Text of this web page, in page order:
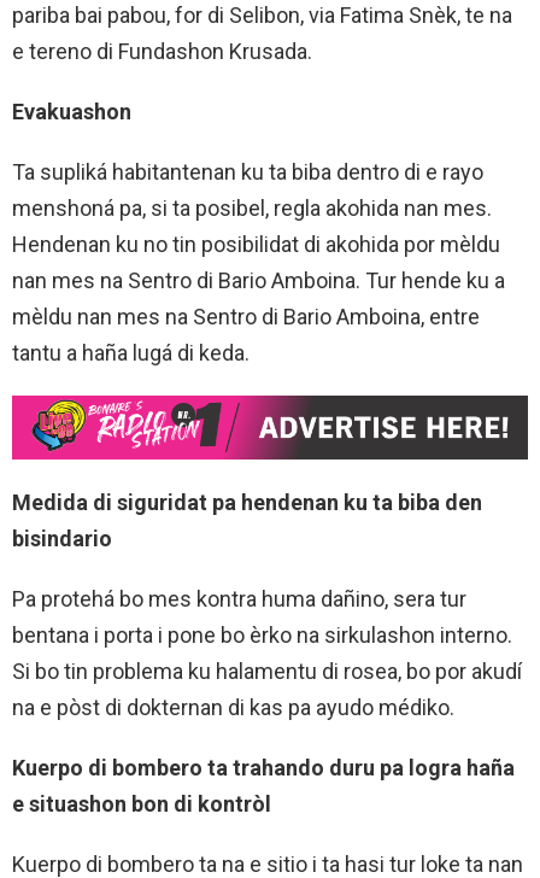
pariba bai pabou, for di Selibon, via Fatima Snèk, te na
e tereno di Fundashon Krusada.
Evakuashon
Ta supliká habitantenan ku ta biba dentro di e rayo
menshoná pa, si ta posibel, regla akohida nan mes.
Hendenan ku no tin posibilidat di akohida por mèldu
nan mes na Sentro di Bario Amboina. Tur hende ku a
mèldu nan mes na Sentro di Bario Amboina, entre
tantu a haña lugá di keda.
Medida di siguridat pa hendenan ku ta biba den
bisindario
Pa protehá bo mes kontra huma dañino, sera tur
bentana i porta i pone bo èrko na sirkulashon interno.
Si bo tin problema ku halamentu di rosea, bo por akudí
na e pòst di dokternan di kas pa ayudo médiko.
Kuerpo di bombero ta trahando duru pa logra haña
e situashon bon di kontròl
Kuerpo di bombero ta na e sitio i ta hasi tur loke ta nan